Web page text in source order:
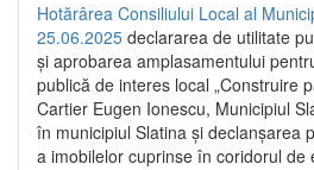
Hotărârea Consiliului Local al
25.06.2025 declararea de utilitate
și aprobarea amplasamentului
publică de interes local „Construire
Cartier Eugen Ionescu, Municipiul
în municipiul Slatina și declanșarea
a imobilelor cuprinse în coridorul de